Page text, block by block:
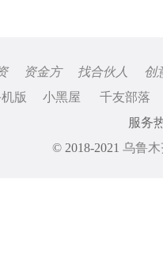
资金方 找合伙人
创
版 小黑屋
千友部落
服务
© 2018-2021 乌鲁